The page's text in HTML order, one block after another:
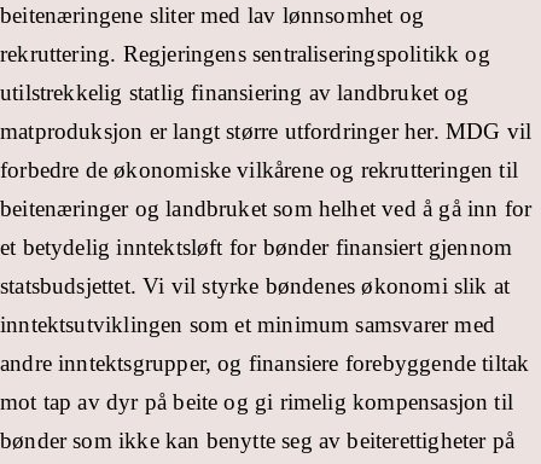
beitenæringene sliter med lav lønnsomhet og
rekruttering. Regjeringens sentraliseringspolitikk og
utilstrekkelig statlig finansiering av landbruket og
matproduksjon er langt større utfordringer her. MDG vil
forbedre de økonomiske vilkårene og rekrutteringen til
beitenæringer og landbruket som helhet ved å gå inn for
et betydelig inntektsløft for bønder finansiert gjennom
statsbudsjettet. Vi vil styrke bøndenes økonomi slik at
inntektsutviklingen som et minimum samsvarer med
andre inntektsgrupper, og finansiere forebyggende tiltak
mot tap av dyr på beite og gi rimelig kompensasjon til
bønder som ikke kan benytte seg av beiterettigheter på